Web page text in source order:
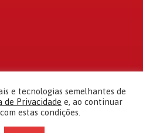
os direitos reservados
e tecnologias semelhantes de
de Privacidade e, ao continuar
estas condições.